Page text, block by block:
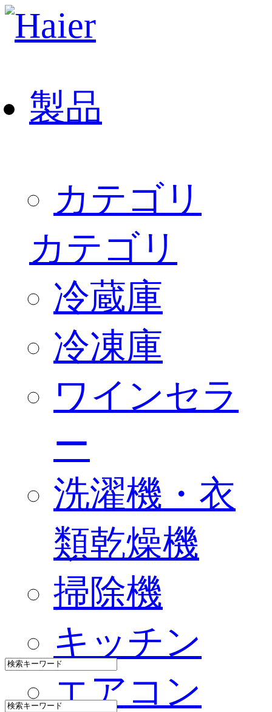
製品
カテゴリ
カテゴリ
冷蔵庫
冷凍庫
ワインセラ
ー
洗濯機・衣
類乾燥機
掃除機
キッチン
エアコン